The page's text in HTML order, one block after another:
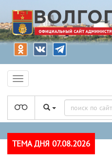
ТЕМА ДНЯ 07.08.2026